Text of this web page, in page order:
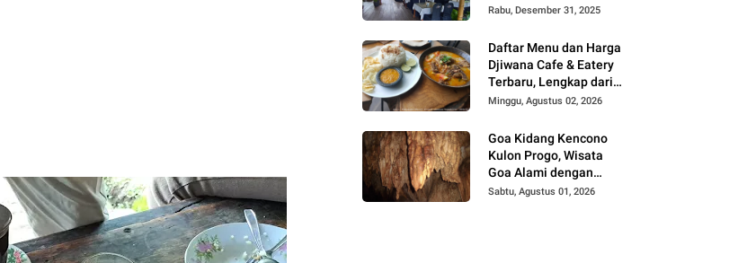
Keluarga dan
Rabu, Desember 31, 2025
Daftar Menu dan Harga
Djiwana Cafe & Eatery
Terbaru, Lengkap dari
Croissant, Pizza hingga
Minggu, Agustus 02, 2026
Goa Kidang Kencono
Kulon Progo, Wisata
Goa Alami dengan
Sungai Bawah Tanah
Sabtu, Agustus 01, 2026